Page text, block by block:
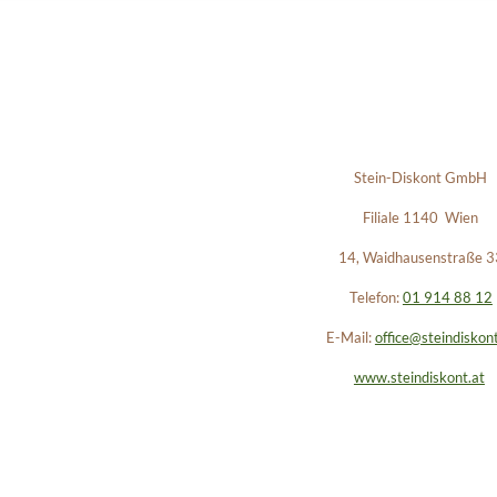
Stein-Diskont GmbH
Filiale 1140 Wien
14, Waidhausenstraße
Telefon:01 914 88 12
E-Mail:
www.steindiskont.at